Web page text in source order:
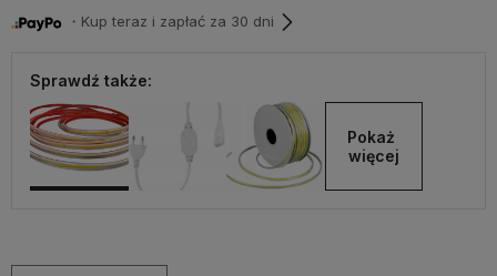
・Kup teraz i zapłać za 30 dni
Sprawdź także:
Pokaż
więcej